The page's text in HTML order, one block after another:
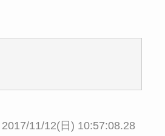
2017/11/12(日) 10:57:08.28